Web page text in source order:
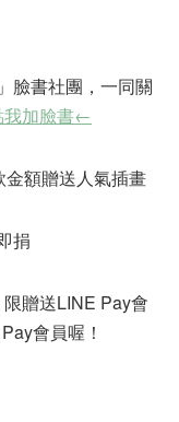
臉書社團，一同關
加臉書←
金額贈送人氣插畫
捐
贈送LINE Pay會
會員喔！